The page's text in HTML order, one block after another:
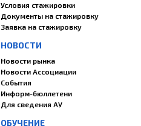
Условия стажировки
Документы на стажировку
Заявка на стажировку
НОВОСТИ
Новости рынка
Новости Ассоциации
События
Информ-бюллетени
Для сведения АУ
ОБУЧЕНИЕ